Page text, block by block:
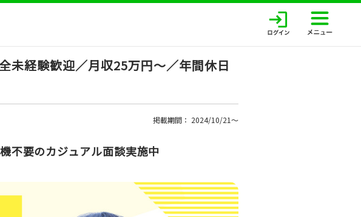
未経験歓迎／月収25万円～／年間休日
掲載期間： 2024/10/21〜
不要のカジュアル面談実施中